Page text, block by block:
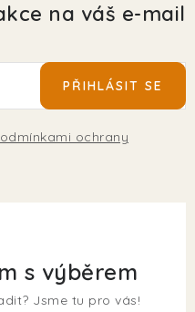
na váš e-mail
ochrany
PŘIHLÁSIT SE
s výběrem
Jsme tu pro vás!